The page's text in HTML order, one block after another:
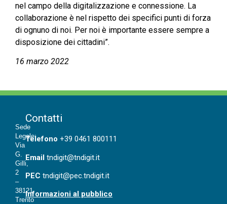
nel campo della digitalizzazione e connessione. La
collaborazione è nel rispetto dei specifici punti di forza
di ognuno di noi. Per noi è importante essere sempre a
disposizione dei cittadini”.
16 marzo 2022
Sede
Legale:
Via
G.
Gilli,
2
–
38121
Trento
Telefono +39 0461 800111
Email tndigit@tndigit.it
PEC tndigit@pec.tndigit.it
Informazioni al pubblico
Contatti